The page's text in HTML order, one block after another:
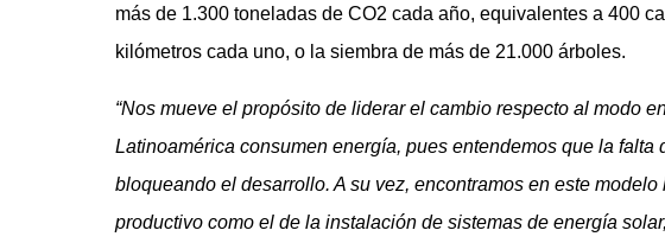
más de 1.300 toneladas de CO2 cada año, equivalentes a 400
kilómetros cada uno, o la siembra de más de 21.000 árboles.
“Nos mueve el propósito de liderar el cambio respecto al modo
Latinoamérica consumen energía, pues entendemos que la falta
bloqueando el desarrollo. A su vez, encontramos en este
productivo como el de la instalación de sistemas de energía